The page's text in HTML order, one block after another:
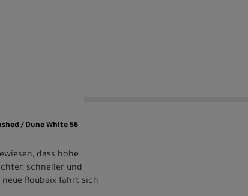
/ Dune White 56
dass hohe
schneller und
Roubaix fährt sich